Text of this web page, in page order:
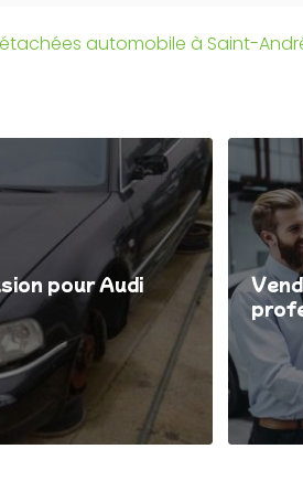
automobile à Saint-
pour Audi